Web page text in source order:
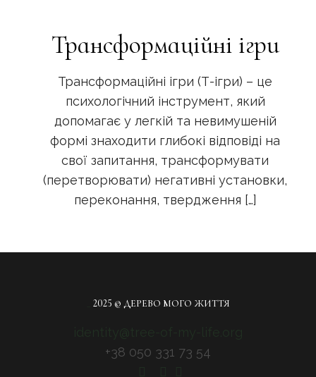
Трансформаційні ігри
Трансформаційні ігри (Т-ігри) – це
психологічний інструмент, який
допомагає у легкій та невимушеній
формі знаходити глибокі відповіді на
свої запитання, трансформувати
(перетворювати) негативні установки,
переконання, твердження […]
2025 © ДЕРЕВО МОГО ЖИТТЯ
+38 050 331 73 54